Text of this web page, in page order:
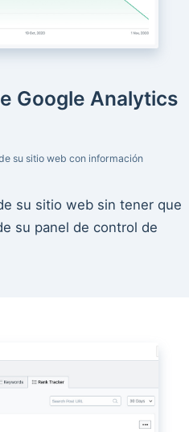
Google Analytics
su sitio web con información
su sitio web sin tener que
su panel de control de